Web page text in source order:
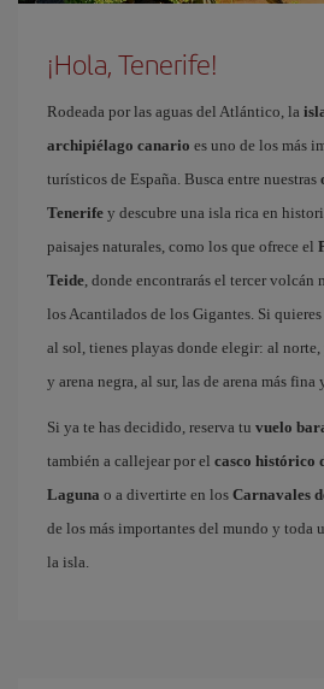
¡Hola, Tenerife!
Rodeada por las aguas del Atlántico, la
archipiélago canario es uno de los más
turísticos de España. Busca entre nuestras
Tenerife y descubre una isla rica en
paisajes naturales, como los que ofrece el
Teide, donde encontrarás el tercer volcán
los Acantilados de los Gigantes. Si
al sol, tienes playas donde elegir: al
y arena negra, al sur, las de arena más fina
Si ya te has decidido, reserva tu vuelo
también a callejear por el casco histórico
Laguna o a divertirte en los Carnavales
de los más importantes del mundo y toda
la isla.